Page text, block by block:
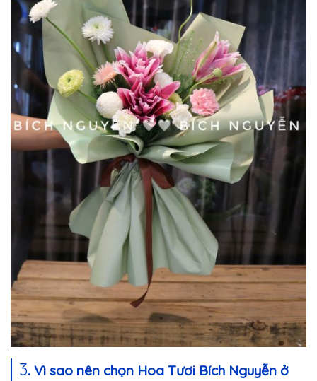
3. Vì sao nên chọn Hoa Tươi Bích Nguyễn ở